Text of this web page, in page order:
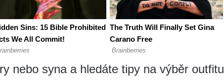
nebo syna a hledáte tipy na výběr outfitu